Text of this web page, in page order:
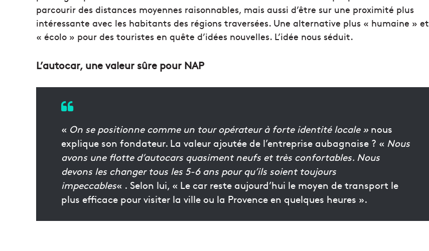
parcourir des distances moyennes raisonnables, mais aussi d’être sur une proximité plus
intéressante avec les habitants des régions traversées. Une alternative plus « humaine » et
« écolo » pour des touristes en quête d’idées nouvelles. L’idée nous séduit.
L’autocar, une valeur sûre pour NAP
« On se positionne comme un tour opérateur à forte identité locale » nous
explique son fondateur. La valeur ajoutée de l’entreprise aubagnaise ? « Nous
avons une flotte d’autocars quasiment neufs et très confortables. Nous
devons les changer tous les 5-6 ans pour qu’ils soient toujours
impeccables« . Selon lui, « Le car reste aujourd’hui le moyen de transport le
plus efficace pour visiter la ville ou la Provence en quelques heures ».